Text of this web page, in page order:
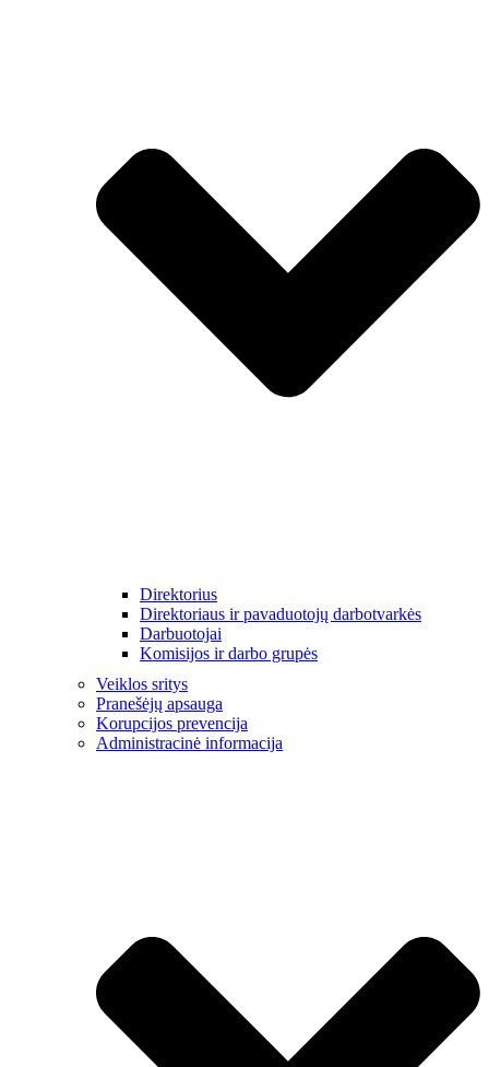
Direktorius
Direktoriaus ir pavaduotojų darbotvarkės
Darbuotojai
Komisijos ir darbo grupės
Veiklos sritys
Pranešėjų apsauga
Korupcijos prevencija
Administracinė informacija